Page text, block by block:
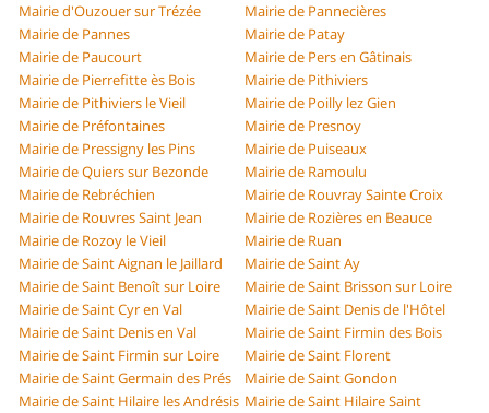
Mairie d'Ouzouer sur Trézée
Mairie de Pannecières
Mairie de Pannes
Mairie de Patay
Mairie de Paucourt
Mairie de Pers en Gâtinais
Mairie de Pierrefitte ès Bois
Mairie de Pithiviers
Mairie de Pithiviers le Vieil
Mairie de Poilly lez Gien
Mairie de Préfontaines
Mairie de Presnoy
Mairie de Pressigny les Pins
Mairie de Puiseaux
Mairie de Quiers sur Bezonde
Mairie de Ramoulu
Mairie de Rebréchien
Mairie de Rouvray Sainte Croix
Mairie de Rouvres Saint Jean
Mairie de Rozières en Beauce
Mairie de Rozoy le Vieil
Mairie de Ruan
Mairie de Saint Aignan le Jaillard
Mairie de Saint Ay
Mairie de Saint Benoît sur Loire
Mairie de Saint Brisson sur Loire
Mairie de Saint Cyr en Val
Mairie de Saint Denis de l'Hôtel
Mairie de Saint Denis en Val
Mairie de Saint Firmin des Bois
Mairie de Saint Firmin sur Loire
Mairie de Saint Florent
Mairie de Saint Germain des Prés
Mairie de Saint Gondon
Mairie de Saint Hilaire les Andrésis Mairie de Saint Hilaire Saint